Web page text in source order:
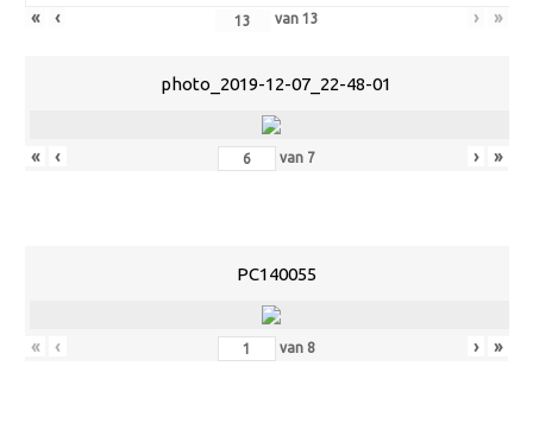
« ‹ van 13 › »
photo_2019-12-07_22-48-01
« ‹ van 7 › »
PC140055
« ‹ van 8 › »